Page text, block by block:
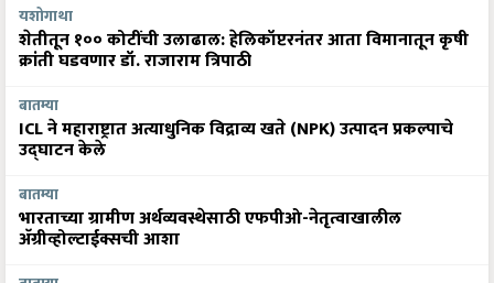
यशोगाथा
शेतीतून १०० कोटींची उलाढाल: हेलिकॉप्टरनंतर आता विमानातून कृषी
क्रांती घडवणार डॉ. राजाराम त्रिपाठी
बातम्या
ICL ने महाराष्ट्रात अत्याधुनिक विद्राव्य खते (NPK) उत्पादन प्रकल्पाचे
उद्घाटन केले
बातम्या
भारताच्या ग्रामीण अर्थव्यवस्थेसाठी एफपीओ-नेतृत्वाखालील
अ‍ॅग्रीव्होल्टाईक्सची आशा